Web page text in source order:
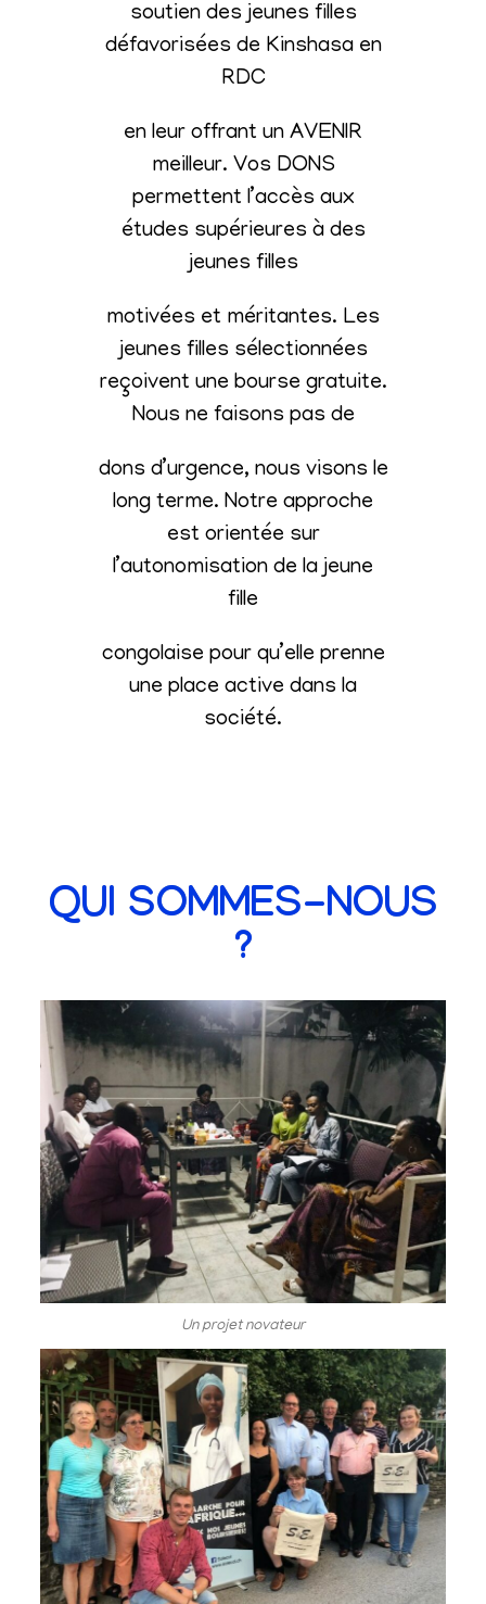
soutien des jeunes filles
défavorisées de Kinshasa en
RDC
en leur offrant un AVENIR
meilleur. Vos DONS
permettent l’accès aux
études supérieures à des
jeunes filles
motivées et méritantes. Les
jeunes filles sélectionnées
reçoivent une bourse gratuite.
Nous ne faisons pas de
dons d’urgence, nous visons le
long terme. Notre approche
est orientée sur
l’autonomisation de la jeune
fille
congolaise pour qu’elle prenne
une place active dans la
société.
QUI SOMMES-NOUS
?
Un projet novateur